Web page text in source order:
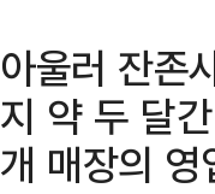
아울러 잔존
지 약 두 달
개 매장의